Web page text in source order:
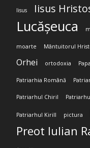
Iisus Iisus
Lucășeuca
moarte Mântuitorul
Orhei ortodoxia
Patriarhia Română
Patriarhul Chiril
Patriarhul Kirill pictura
Preot Iulian